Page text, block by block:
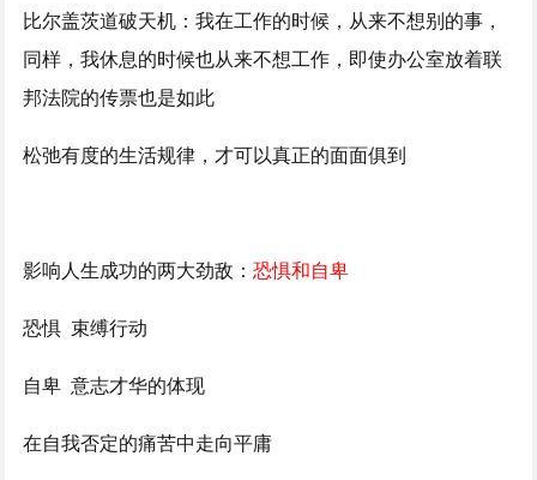
比尔盖茨道破天机：我在工作的时候，从来不想别的事，
同样，我休息的时候也从来不想工作，即使办公室放着联
邦法院的传票也是如此
松弛有度的生活规律，才可以真正的面面俱到
影响人生成功的两大劲敌：恐惧和自卑
恐惧 束缚行动
自卑 意志才华的体现
在自我否定的痛苦中走向平庸